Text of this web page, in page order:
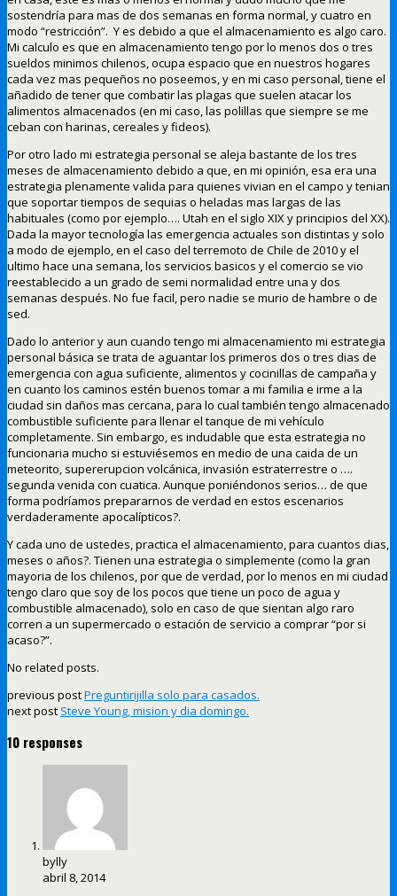
sostendría para mas de dos semanas en forma normal, y cuatro en
modo “restricción”. Y es debido a que el almacenamiento es algo caro.
Mi calculo es que en almacenamiento tengo por lo menos dos o tres
sueldos minimos chilenos, ocupa espacio que en nuestros hogares
cada vez mas pequeños no poseemos, y en mi caso personal, tiene el
añadido de tener que combatir las plagas que suelen atacar los
alimentos almacenados (en mi caso, las polillas que siempre se me
ceban con harinas, cereales y fideos).
Por otro lado mi estrategia personal se aleja bastante de los tres
meses de almacenamiento debido a que, en mi opinión, esa era una
estrategia plenamente valida para quienes vivian en el campo y tenian
que soportar tiempos de sequias o heladas mas largas de las
habituales (como por ejemplo…. Utah en el siglo XIX y principios del XX).
Dada la mayor tecnología las emergencia actuales son distintas y solo
a modo de ejemplo, en el caso del terremoto de Chile de 2010 y el
ultimo hace una semana, los servicios basicos y el comercio se vio
reestablecido a un grado de semi normalidad entre una y dos
semanas después. No fue facil, pero nadie se murio de hambre o de
sed.
Dado lo anterior y aun cuando tengo mi almacenamiento mi estrategia
personal básica se trata de aguantar los primeros dos o tres dias de
emergencia con agua suficiente, alimentos y cocinillas de campaña y
en cuanto los caminos estén buenos tomar a mi familia e irme a la
ciudad sin daños mas cercana, para lo cual también tengo almacenado
combustible suficiente para llenar el tanque de mi vehículo
completamente. Sin embargo, es indudable que esta estrategia no
funcionaria mucho si estuviésemos en medio de una caida de un
meteorito, supererupcion volcánica, invasión estraterrestre o ….
segunda venida con cuatica. Aunque poniéndonos serios… de que
forma podríamos prepararnos de verdad en estos escenarios
verdaderamente apocalípticos?.
Y cada uno de ustedes, practica el almacenamiento, para cuantos dias,
meses o años?. Tienen una estrategia o simplemente (como la gran
mayoria de los chilenos, por que de verdad, por lo menos en mi ciudad
tengo claro que soy de los pocos que tiene un poco de agua y
combustible almacenado), solo en caso de que sientan algo raro
corren a un supermercado o estación de servicio a comprar “por si
acaso?”.
No related posts.
previous postPreguntirijilla solo para casados.
next post Steve Young, mision y dia domingo.
10 responses
bylly
abril 8, 2014